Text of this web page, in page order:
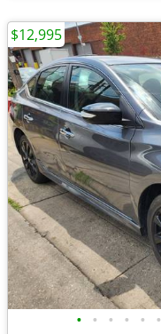
• • • • • •
$12,995